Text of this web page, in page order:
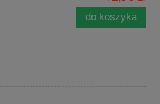
do koszyka